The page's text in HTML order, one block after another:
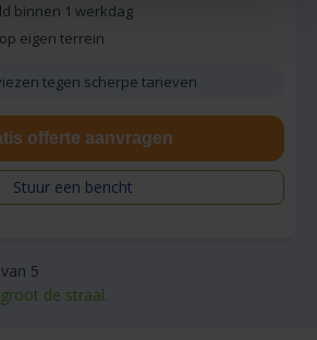
binnen 1 werkdag
eigen terrein
tegen scherpe tarieven
offerte aanvragen
Stuur een bericht
5
de straal.